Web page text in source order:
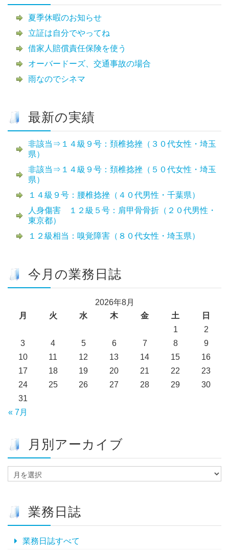
夏季休暇のお知らせ
立証は自分でやってね
借家人賠償責任保険を使う
オーバードーズ、交通事故の場合
雨なのでシネマ
最新の実績
非該当⇒１４級９号：頚椎捻挫（３０代女性・埼玉
県）
非該当⇒１４級９号：頚椎捻挫（５０代女性・埼玉
県）
１４級９号：腰椎捻挫（４０代男性・千葉県）
人身傷害 １２級５号：肩甲骨骨折（２０代男性・
東京都）
１２級相当：嗅覚障害（８０代女性・埼玉県）
今月の業務日誌
2026年8月
月
火 水 木 金 土 日
« 7月
1
2
3
4 5 6 7 8
9
10
11 12 13 14 15
16
17
18 19 20 21 22
23
24
25 26 27 28 29
30
31
月別アーカイブ
別
カ
業務日誌
業務日誌すべて